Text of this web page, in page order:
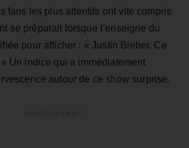
fans les plus attentifs ont vite compris
se préparait lorsque l’enseigne du
pour afficher : « Justin Bieber. Ce
Un indice qui a immédiatement
autour de ce show surprise.